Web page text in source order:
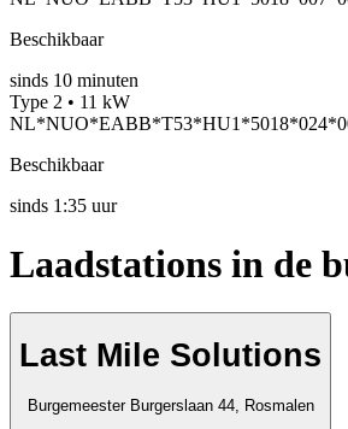
Beschikbaar
sinds 10 minuten
Type 2 • 11 kW
Beschikbaar
sinds 1:35 uur
Laadstations in de
Last Mile Solutions
Burgemeester Burgerslaan 44, Rosmalen